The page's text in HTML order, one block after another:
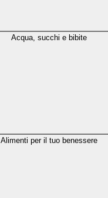
Acqua, succhi e bibite
Alimenti per il tuo benessere